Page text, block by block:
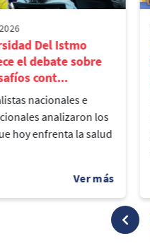
Del Istmo
el debate sobre
cont...
nacionales e
analizaron los
hoy enfrenta la salud